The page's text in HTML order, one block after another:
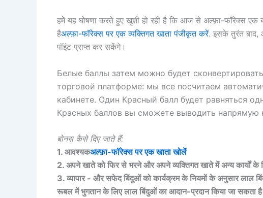
हमें यह घोषणा करते हुए खुशी हो रही है कि आज से अल्फ़ा-फॉरेक्स एक
हैअल्फ़ा-फॉरेक्स पर एक व्यक्तिगत खाता पंजीकृत करें. इसके तुरंत बाद,
पॉइंट प्राप्त कर सकेंगे।
Белые баллы затем можно будет
торговой платформе: мы все посчитаем
кабинете. Один Красный балл будет равняться
Красных баллов вы сможете выводить напрямую
बोनस कैसे दिए जाते हैं:
1. आवश्यकअल्फ़ा-फॉरेक्स पर एक खाता खोलें
2. अपने खाते को फिर से भरने और अपने व्यक्तिगत खाते में अन्य कार्यों
3. व्यापार - और सफेद बिंदुओं को कार्यक्रम के नियमों के अनुसार लाल
रूबल में भुगतान के लिए लाल बिंदुओं का आदान-प्रदान किया जा सकता